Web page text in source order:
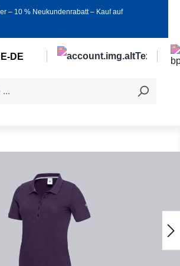
‒ 10 % Neukundenrabatt ‒ Kauf auf
DE